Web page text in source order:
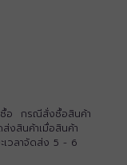
ซื้อ กรณีสั่งซื้อสินค้า
งสินค้าเมื่อสินค้า
เวลาจัดส่ง 5 - 6